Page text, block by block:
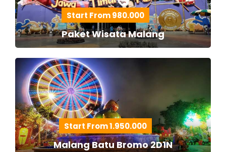
Start From 980.000
Paket Wisata Malang
Start From 1.950.000
Malang Batu Bromo 2D1N